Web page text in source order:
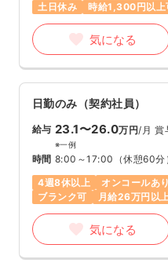
土日休み
時給1,300円以上
気になる
日勤のみ（契約社員）
給与 23.1〜26.0万円/月 賞
※一例
時間 8:00～17:00 （休憩60分
4週8休以上
オンコールあり
ブランク可
月給26万円以
気になる